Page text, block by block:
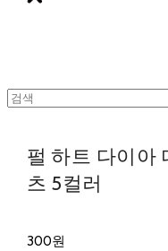
펄 하트 다이아
츠 5컬러
300원